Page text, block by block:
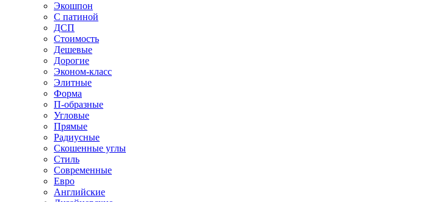
Экошпон
С патиной
ДСП
Стоимость
Дешевые
Дорогие
Эконом-класс
Элитные
Форма
П-образные
Угловые
Прямые
Радиусные
Скошенные углы
Стиль
Современные
Евро
Английские